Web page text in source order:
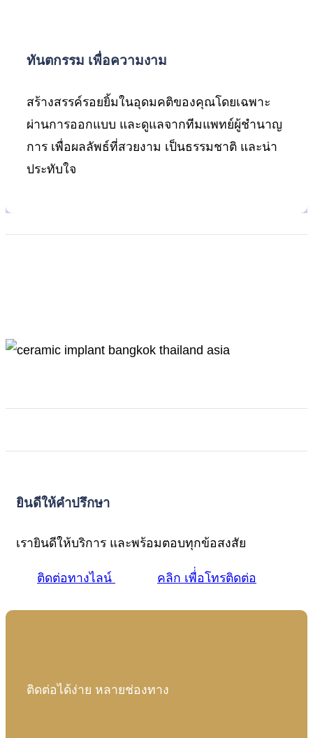
ทันตกรรม เพื่อความงาม
สร้างสรรค์รอยยิ้มในอุดมคติของคุณโดยเฉพาะ
ผ่านการออกแบบ และดูแลจากทีมแพทย์ผู้ชำนาญ
การ เพื่อผลลัพธ์ที่สวยงาม เป็นธรรมชาติ และน่า
ประทับใจ
ยินดีให้คำปรึกษา
เรายินดีให้บริการ และพร้อมตอบทุกข้อสงสัย
ติดต่อทางไลน์ คลิก เพื่่อโทรติดต่อ
ติดต่อได้ง่าย หลายช่องทาง